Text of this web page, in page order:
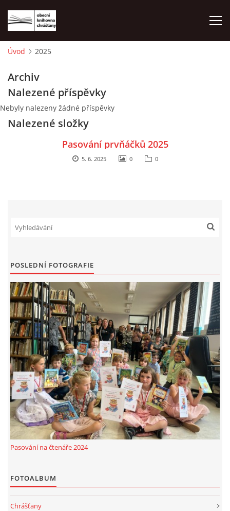
LETNÍ KINO 2026
VÝPŮJČNÍ DOBA
STREET ART
"KNIHOBUDKY"
ČASOSBĚRY - CHRÁŠŤANY
PROJEKT FLYNN "KNIHOVNA" CARSEN
E-KNIHY DO KAŽDÉ KNIHOVNY
GRANTY A DOTACE
FREE WIFI
Úvod 2025
Archiv
Nalezené příspěvky
Nebyly nalezeny žádné příspěvky
Nalezené složky
Pasování prvňáčků 2025
5. 6. 2025 0 0
POSLEDNÍ FOTOGRAFIE
Pasování na čtenáře 2024
FOTOALBUM
Chrášťany